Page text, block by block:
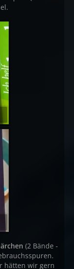
(2 Bände -
hätten wir gern